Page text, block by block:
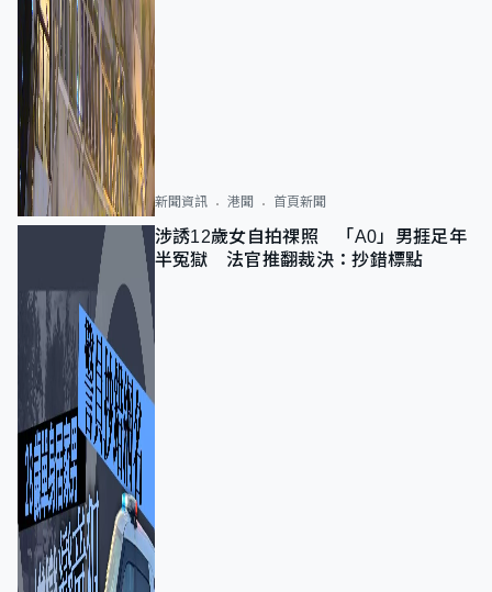
新聞資訊 港聞 首頁新聞
涉誘12歲女自拍祼照 「A0」男捱足年
半冤獄 法官推翻裁決：抄錯標點